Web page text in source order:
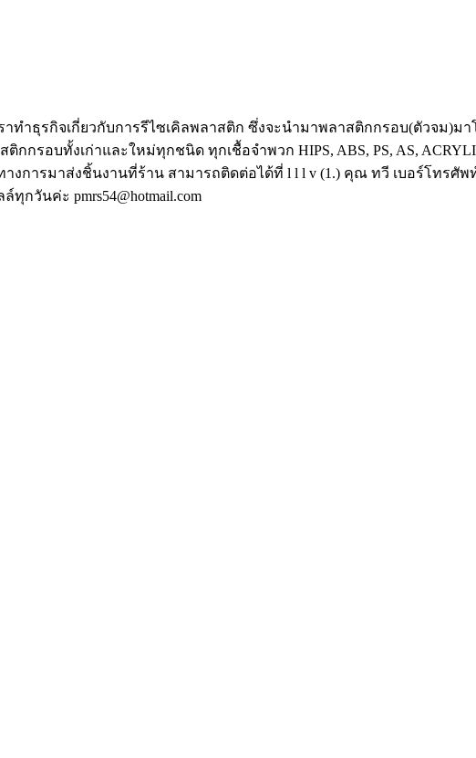
ทำธุรกิจเกี่ยวกับการรีไซเคิลพลาสติก ซึ่งจะนำมาพลาสติกกรอบ(ตัวจม)ม
กรอบทั้งเก่าและใหม่ทุกชนิด ทุกเชื้อจำพวก HIPS, ABS, PS, AS,
งการมาส่งชิ้นงานที่ร้าน สามารถติดต่อได้ที่ l l l v (1.) คุณ ทวี เบอร์โทรศัพท์
ทุกวันค่ะ pmrs54@hotmail.com